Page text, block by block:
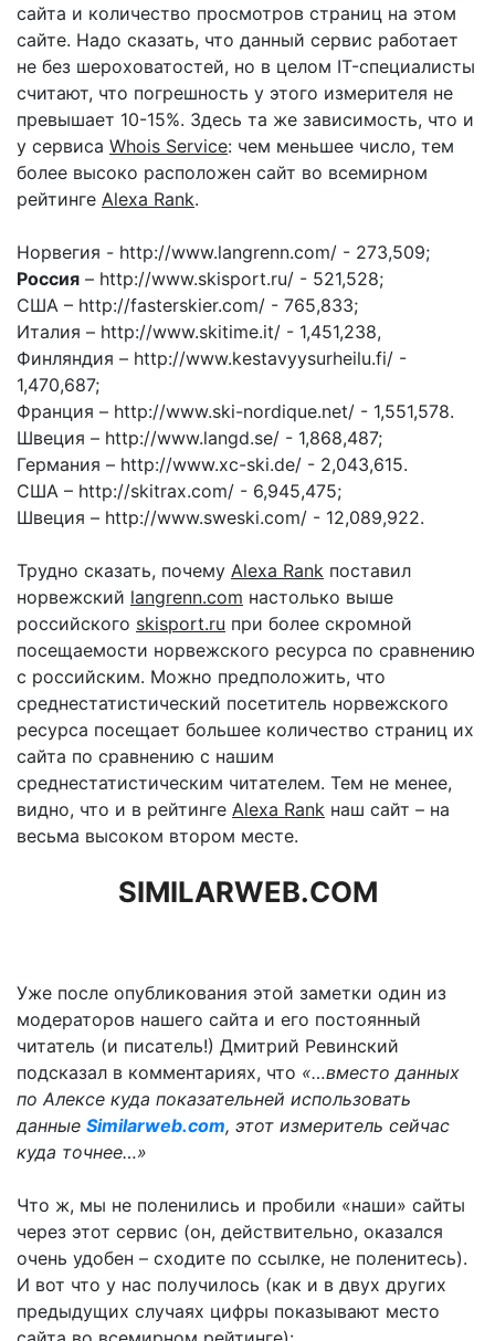
сайта и количество просмотров страниц на этом
сайте. Надо сказать, что данный сервис работает
не без шероховатостей, но в целом IT-специалисты
считают, что погрешность у этого измерителя не
превышает 10-15%. Здесь та же зависимость, что и
у сервиса Whois Service: чем меньшее число, тем
более высоко расположен сайт во всемирном
рейтинге Alexa Rank.
Норвегия - http://www.langrenn.com/ - 273,509;
Россия – http://www.skisport.ru/ - 521,528;
США – http://fasterskier.com/ - 765,833;
Италия – http://www.skitime.it/ - 1,451,238,
Финляндия – http://www.kestavyysurheilu.fi/ -
1,470,687;
Франция – http://www.ski-nordique.net/ - 1,551,578.
Швеция – http://www.langd.se/ - 1,868,487;
Германия – http://www.xc-ski.de/ - 2,043,615.
США – http://skitrax.com/ - 6,945,475;
Швеция – http://www.sweski.com/ - 12,089,922.
Трудно сказать, почему Alexa Rank поставил
норвежский langrenn.com настолько выше
российского skisport.ru при более скромной
посещаемости норвежского ресурса по сравнению
с российским. Можно предположить, что
среднестатистический посетитель норвежского
ресурса посещает большее количество страниц их
сайта по сравнению с нашим
среднестатистическим читателем. Тем не менее,
видно, что и в рейтинге Alexa Rank наш сайт – на
весьма высоком втором месте.
SIMILARWEB.COM
Уже после опубликования этой заметки один из
модераторов нашего сайта и его постоянный
читатель (и писатель!) Дмитрий Ревинский
подсказал в комментариях, что «…вместо данных
по Алексе куда показательней использовать
данные Similarweb.com, этот измеритель сейчас
куда точнее…»
Что ж, мы не поленились и пробили «наши» сайты
через этот сервис (он, действительно, оказался
очень удобен – сходите по ссылке, не поленитесь).
И вот что у нас получилось (как и в двух других
предыдущих случаях цифры показывают место